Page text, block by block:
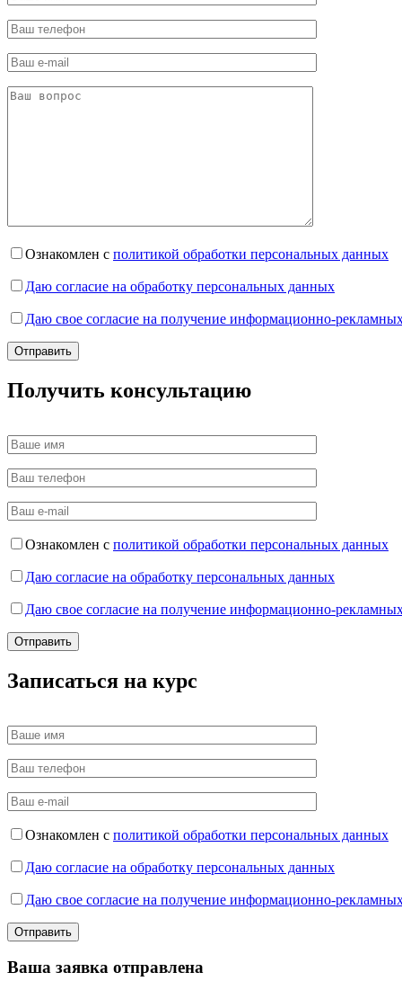
Ознакомлен с политикой обработки персональных данных
Даю согласие на обработку персональных данных
Даю свое согласие на получение информационно-
Получить консультацию
Ознакомлен с политикой обработки персональных данных
Даю согласие на обработку персональных данных
Даю свое согласие на получение информационно-
Записаться на курс
Ознакомлен с политикой обработки персональных данных
Даю согласие на обработку персональных данных
Даю свое согласие на получение информационно-
Ваша заявка отправлена